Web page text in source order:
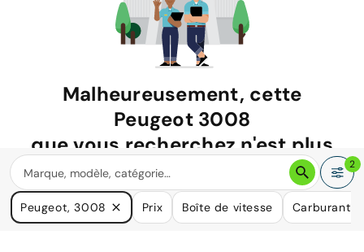
Malheureusement, cette
Peugeot 3008
que vous recherchez n'est plus
disponible.
Nous avons de nombreuses voitures qui pourraient répondre
à vos besoins.
2
Peugeot, 3008 Prix Boîte de vitesse Carburant